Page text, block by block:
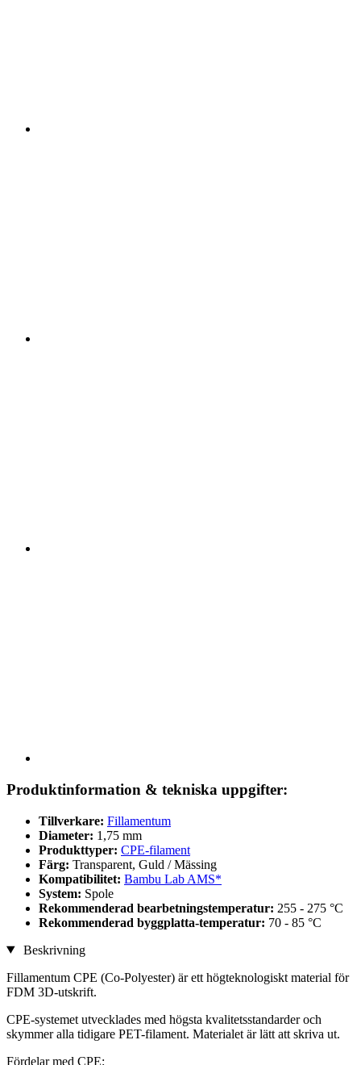
Produktinformation & tekniska uppgifter:
Tillverkare: Fillamentum
Diameter: 1,75 mm
Produkttyper: CPE-filament
Färg: Transparent, Guld / Mässing
Kompatibilitet: Bambu Lab AMS*
System: Spole
Rekommenderad bearbetningstemperatur: 255 - 275 °C
Rekommenderad byggplatta-temperatur: 70 - 85 °C
Beskrivning
Fillamentum CPE (Co-Polyester) är ett högteknologiskt material för
FDM 3D-utskrift.
CPE-systemet utvecklades med högsta kvalitetsstandarder och
skymmer alla tidigare PET-filament. Materialet är lätt att skriva ut.
Fördelar med CPE: